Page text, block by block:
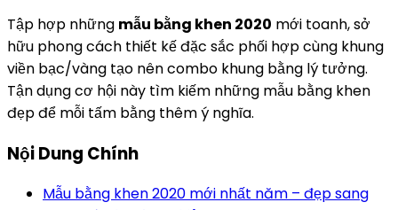
Tập hợp những mẫu bằng khen 2020 mới toanh, sở
hữu phong cách thiết kế đặc sắc phối hợp cùng khung
viền bạc/vàng tạo nên combo khung bằng lý tưởng.
Tận dụng cơ hội này tìm kiếm những mẫu bằng khen
đẹp để mỗi tấm bằng thêm ý nghĩa.
Nội Dung Chính
Mẫu bằng khen 2020 mới nhất năm – đẹp sang